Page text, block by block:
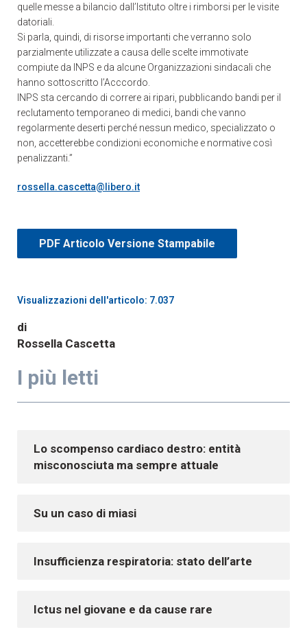
quelle messe a bilancio dall’Istituto oltre i rimborsi per le visite
datoriali.
Si parla, quindi, di risorse importanti che verranno solo
parzialmente utilizzate a causa delle scelte immotivate
compiute da INPS e da alcune Organizzazioni sindacali che
hanno sottoscritto l’Acccordo.
INPS sta cercando di correre ai ripari, pubblicando bandi per il
reclutamento temporaneo di medici, bandi che vanno
regolarmente deserti perché nessun medico, specializzato o
non, accetterebbe condizioni economiche e normative così
penalizzanti.”
rossella.cascetta@libero.it
PDF Articolo Versione Stampabile
Visualizzazioni dell'articolo: 7.037
di
Rossella Cascetta
I più letti
Lo scompenso cardiaco destro: entità
misconosciuta ma sempre attuale
Su un caso di miasi
Insufficienza respiratoria: stato dell’arte
Ictus nel giovane e da cause rare